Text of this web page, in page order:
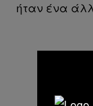
ήταν ένα